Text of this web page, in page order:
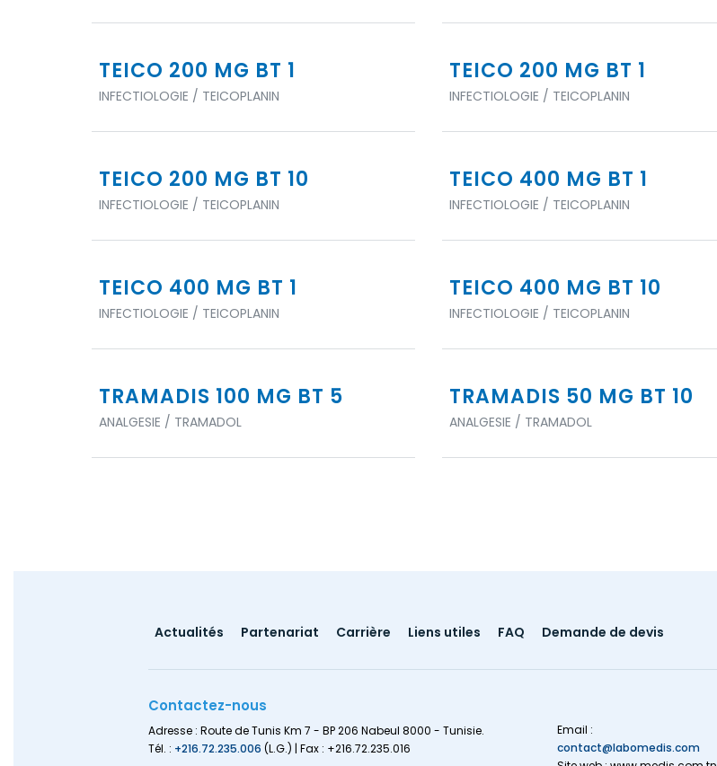
TEICO 200 MG BT 1
INFECTIOLOGIE / TEICOPLANIN
TEICO 200 MG BT 1
INFECTIOLOGIE / TEICOPLANIN
TEICO 200 MG BT 10
INFECTIOLOGIE / TEICOPLANIN
TEICO 400 MG BT 1
INFECTIOLOGIE / TEICOPLANIN
TEICO 400 MG BT 1
INFECTIOLOGIE / TEICOPLANIN
TEICO 400 MG BT 10
INFECTIOLOGIE / TEICOPLANIN
TRAMADIS 100 MG BT 5
ANALGESIE / TRAMADOL
TRAMADIS 50 MG BT 10
ANALGESIE / TRAMADOL
Footer
Actualités Partenariat Carrière Liens utiles FAQ Demande de devis
Contactez-nous
Adresse : Route de Tunis Km 7 - BP 206 Nabeul 8000 - Tunisie.
Tél. : +216.72.235.006 (L.G.) | Fax : +216.72.235.016
Email :
contact@labomedis.com